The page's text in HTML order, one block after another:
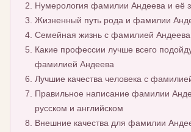
Нумерология фамилии Андеева и её
Жизненный путь рода и фамилии
Семейная жизнь с фамилией Андеева
Какие профессии лучше всего
фамилией Андеева
Лучшие качества человека с
Правильное написание фамилии
русском и английском
Внешние качества для фамилии